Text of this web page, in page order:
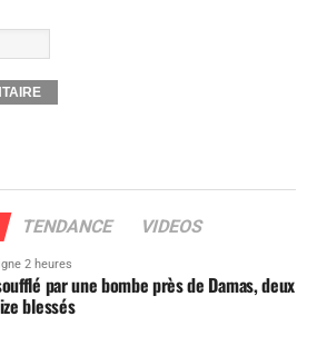
TENDANCE VIDEOS
2 heures
par une bombe près de Damas, deux
blessés